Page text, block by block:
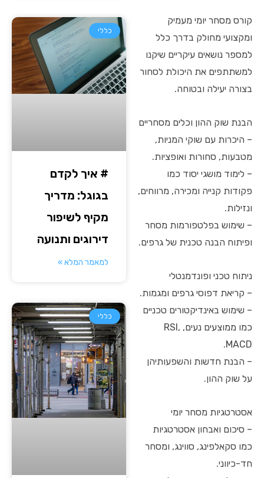
קורס מסחר יומי מעמיק
ומקצועי מחולק בדרך כלל
למספר נושאים עיקריים שיקנו
למשתתפים את היכולת לסחור
בצורה יעילה ובטוחה.
הבנת שוק ההון וכלים מסחריים
– היכרות עם שוקי המניות,
מטבעות, סחורות ואופציות.
– לימוד מושגי יסוד כמו
פקודות קנייה ומכירה, מרווחים,
ונזילות.
– שימוש בפלטפורמות מסחר
ופיתוח הבנה טכנית של גרפים.
ניתוח טכני ופונדמנטלי
– קריאת דפוסי גרפים ומגמות.
– שימוש באינדיקטורים טכניים
כמו ממוצעים נעים, RSI,
MACD.
– הבנת חדשות והשפעותיהן
על שוק ההון.
אסטרטגיות מסחר יומי
– סיכום ואבחון אסטרטגיות
כמו סקאלפינג, סווינג, ומסחר
חד-כיווני.
כללי
# איך לקדם
בגוגל: מדריך
מקיף לשיפור
דירוגים ותנועה
למאמר המלא »
כללי